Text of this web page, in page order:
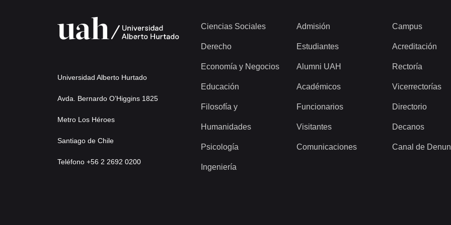
Universidad Alberto Hurtado
Avda. Bernardo O’Higgins 1825
Metro Los Héroes
Santiago de Chile
Teléfono +56 2 2692 0200
Ciencias Sociales
Derecho
Economía y Negocios
Educación
Filosofía y
Humanidades
Psicología
Ingeniería
Admisión
Estudiantes
Alumni UAH
Académicos
Funcionarios
Visitantes
Comunicaciones
Campus
Acreditación
Rectoría
Vicerrectorías
Directorio
Decanos
Canal de